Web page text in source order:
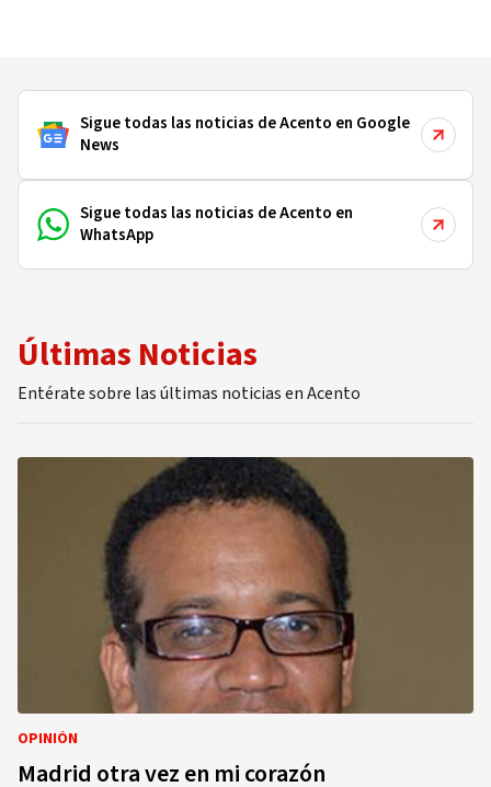
Sigue todas las noticias de Acento en Google
News
Sigue todas las noticias de Acento en
WhatsApp